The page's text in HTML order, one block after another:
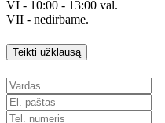
VI - 10:00 - 13:00 val.
VII - nedirbame.
Teikti užklausą